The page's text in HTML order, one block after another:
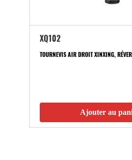
XQ102
TOURNEVIS AIR DROIT XINXING,
Ajouter au